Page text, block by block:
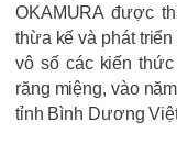
OKAMURA được
thừa kế và phát
vô số các kiến
răng miệng, vào
tỉnh Bình Dương